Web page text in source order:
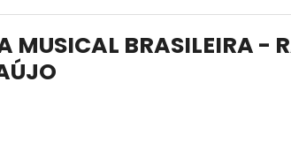
MUSICAL BRASILEIRA -